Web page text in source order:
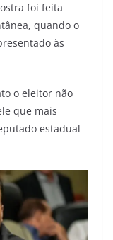
foi feita
quando o
às
o eleitor não
que mais
estadual